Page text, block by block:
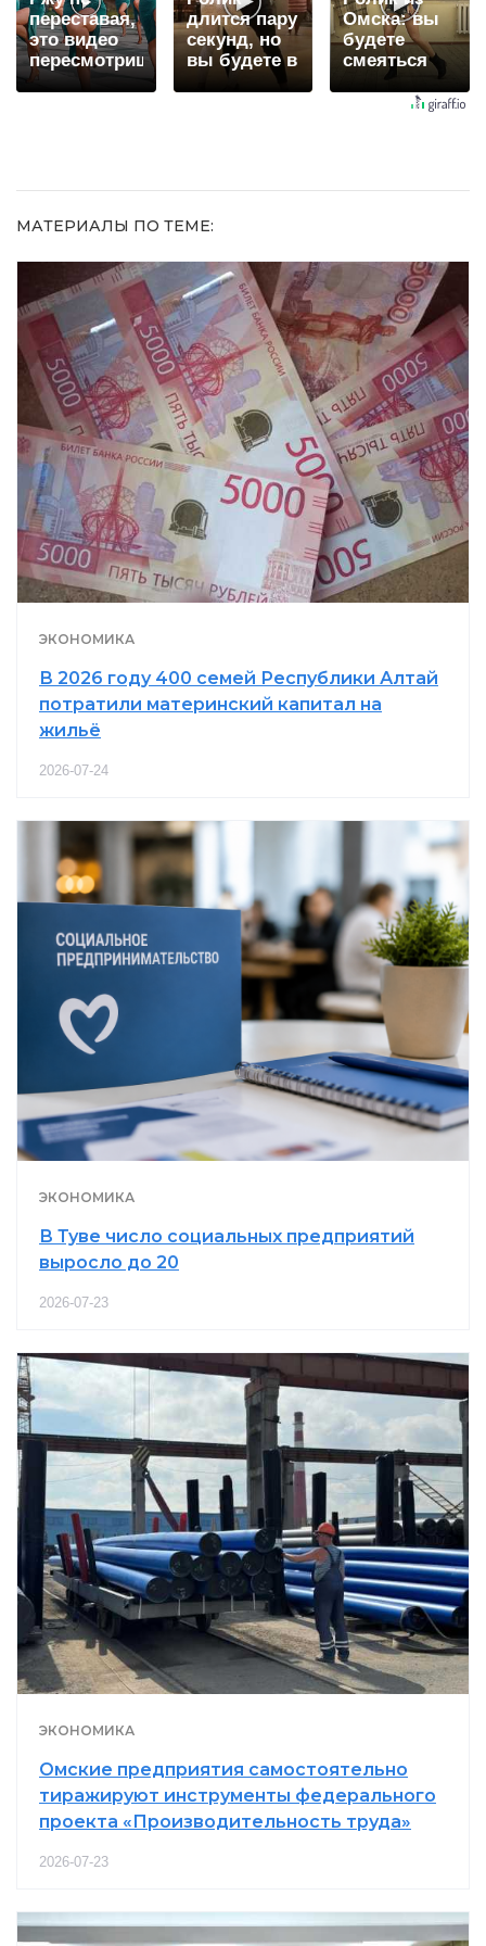
переставая,
это видео
пересмотришь
не раз
длится пару
секунд, но
вы будете в
шоке от
Омска: вы
будете
смеяться
МАТЕРИАЛЫ ПО ТЕМЕ:
ЭКОНОМИКА
В 2026 году 400 семей Республики Алтай
потратили материнский капитал на
жильё
2026-07-24
ЭКОНОМИКА
В Туве число социальных предприятий
выросло до 20
2026-07-23
ЭКОНОМИКА
Омские предприятия самостоятельно
тиражируют инструменты федерального
проекта «Производительность труда»
2026-07-23